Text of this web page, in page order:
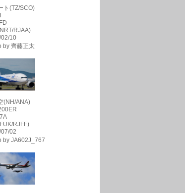
ト(TZ/SCO)
RJAA)
10
by 齊藤正太
(NH/ANA)
RJFF)
02
by JA602J_767